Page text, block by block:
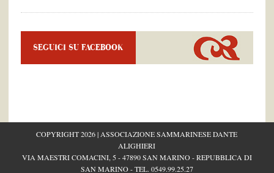
SEGUICI SU FACEBOOK
COPYRIGHT 2026 | ASSOCIAZIONE SAMMARINESE DANTE
ALIGHIERI
VIA MAESTRI COMACINI, 5 - 47890 SAN MARINO - REPUBBLICA DI
SAN MARINO - TEL. 0549.99.25.27